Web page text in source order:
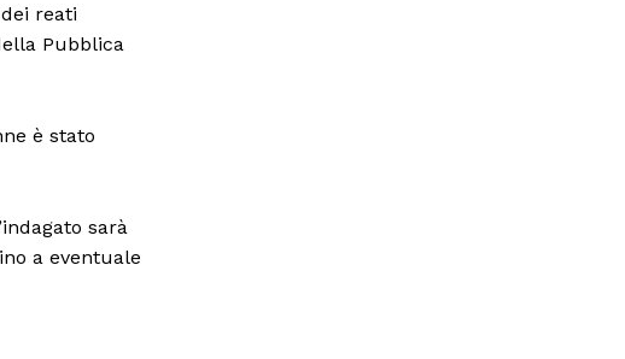
reati
Pubblica
è stato
sarà
a eventuale